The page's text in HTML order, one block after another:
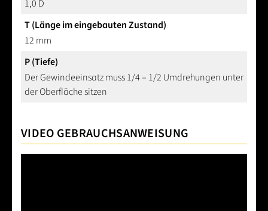
1,0 D
T (Länge im eingebauten Zustand)
12 mm
P (Tiefe)
Der Gewindeeinsatz muss 1/4 – 1/2 Umdrehungen unter
der Oberfläche sitzen
VIDEO GEBRAUCHSANWEISUNG